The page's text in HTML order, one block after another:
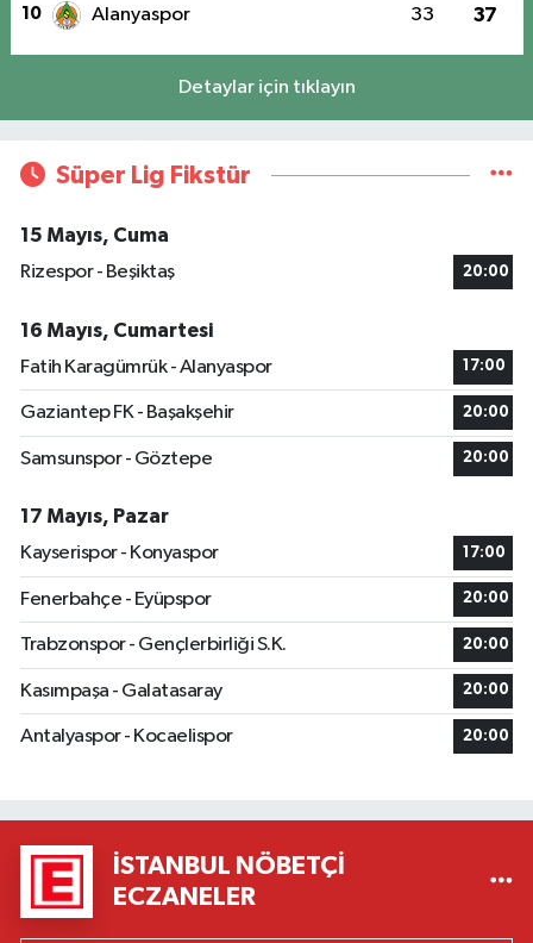
10 Alanyaspor 33 37
Detaylar için tıklayın
Süper Lig Fikstür
15 Mayıs, Cuma
Rizespor - Beşiktaş
20:00
16 Mayıs, Cumartesi
Fatih Karagümrük - Alanyaspor
17:00
Gaziantep FK - Başakşehir 20:00
Samsunspor - Göztepe 20:00
17 Mayıs, Pazar
Kayserispor - Konyaspor
17:00
Fenerbahçe - Eyüpspor 20:00
Trabzonspor - Gençlerbirliği S.K. 20:00
Kasımpaşa - Galatasaray 20:00
Antalyaspor - Kocaelispor 20:00
İSTANBUL NÖBETÇI
ECZANELER